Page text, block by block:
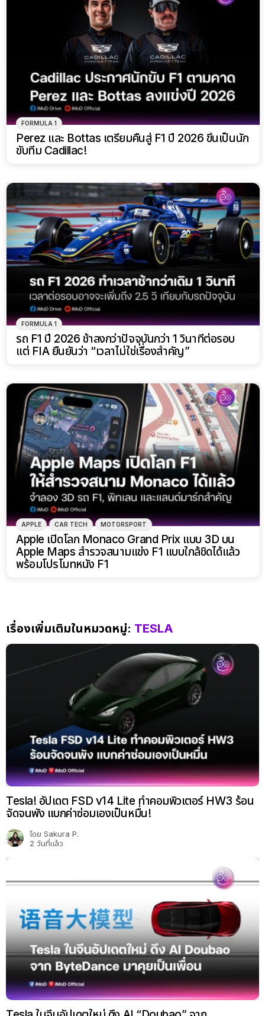
FORMULA 1
Perez และ Bottas เตรียมคืนสู่ F1 ปี 2026 ขึ้นเป็นนัก
ขับทีม Cadillac!
FORMULA 1
รถ F1 ปี 2026 ช้าลงกว่าปัจจุบันกว่า 1 วินาทีต่อรอบ
แต่ FIA ยืนยันว่า “เวลาไม่ใช่เรื่องสำคัญ”
APPLE CAR TECH MOTORSPORT
Apple เปิดโลก Monaco Grand Prix แบบ 3D บน
Apple Maps สำรวจสนามแข่ง F1 แบบใกล้ชิดได้แล้ว
พร้อมโปรโมทหนัง F1
เรื่องเพิ่มเติมในหมวดหมู่: TESLA
Tesla! อัปเดต FSD v14 Lite ทำคอมพิวเตอร์ HW3 ร้อน
จัดจนพัง แบกค่าซ่อมเองเป็นหมื่น!
โดย Sakura P.
2 วันที่แล้ว